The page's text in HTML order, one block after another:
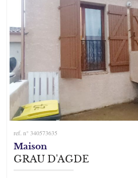
ref. n° 340573635
Maison
GRAU D'AGDE